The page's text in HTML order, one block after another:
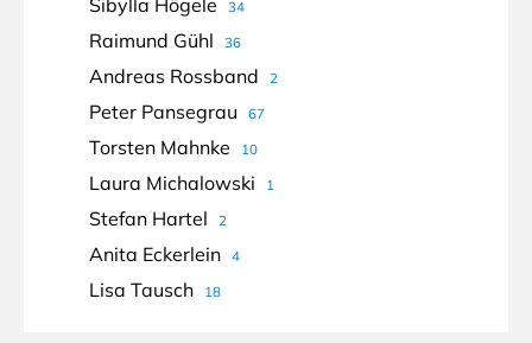
34
Raimund Gühl 36
Andreas Rossband 2
Peter Pansegrau 67
Torsten Mahnke 10
Laura Michalowski 1
Stefan Hartel 2
Anita Eckerlein 4
Lisa Tausch 18